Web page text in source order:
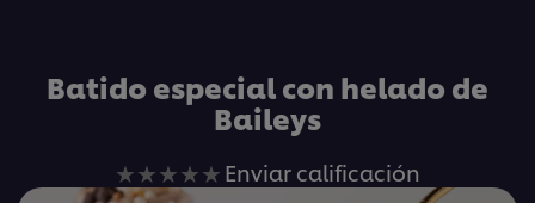
Batido especial con helado de
Baileys
No
Enviar calificación